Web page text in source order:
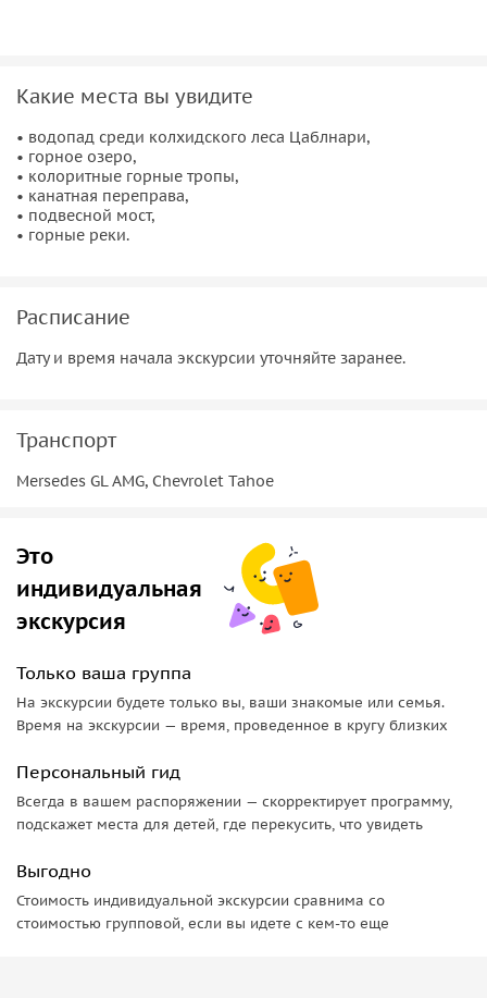
Какие места вы увидите
• водопад среди колхидского леса Цаблнари,
• горное озеро,
• колоритные горные тропы,
• канатная переправа,
• подвесной мост,
• горные реки.
Расписание
Дату и время начала экскурсии уточняйте заранее.
Транспорт
Mersedes GL AMG, Chevrolet Tahoe
Это
индивидуальная
экскурсия
Только ваша группа
На экскурсии будете только вы, ваши знакомые или семья.
Время на экскурсии — время, проведенное в кругу близких
Персональный гид
Всегда в вашем распоряжении — скорректирует программу,
подскажет места для детей, где перекусить, что увидеть
Выгодно
Стоимость индивидуальной экскурсии сравнима со
стоимостью групповой, если вы идете с кем-то еще